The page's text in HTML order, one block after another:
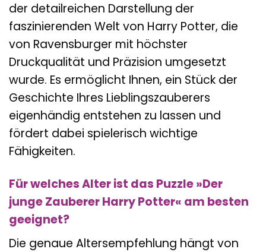
der detailreichen Darstellung der
faszinierenden Welt von Harry Potter, die
von Ravensburger mit höchster
Druckqualität und Präzision umgesetzt
wurde. Es ermöglicht Ihnen, ein Stück der
Geschichte Ihres Lieblingszauberers
eigenhändig entstehen zu lassen und
fördert dabei spielerisch wichtige
Fähigkeiten.
Für welches Alter ist das Puzzle »Der
junge Zauberer Harry Potter« am besten
geeignet?
Die genaue Altersempfehlung hängt von